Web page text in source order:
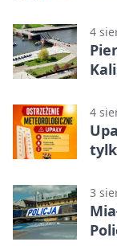
4
4
3